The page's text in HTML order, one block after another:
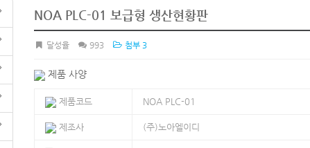
NOA PLC-01 보급형 생산현황판
달성율 993 첨부 3
제품 사양
제품코드 NOA PLC-01
제조사 (주)노아엘이디